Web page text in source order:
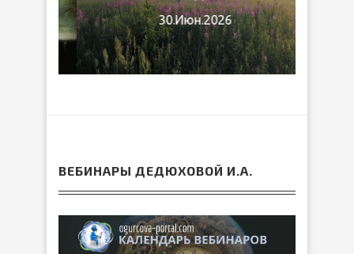
30.Июн.2026
ВЕБИНАРЫ ДЕДЮХОВОЙ И.А.